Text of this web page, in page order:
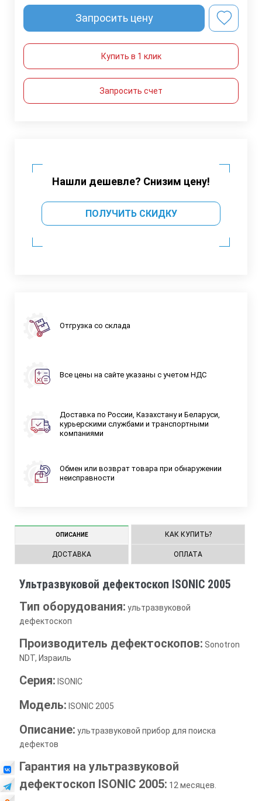
Запросить цену
Купить в 1 клик
Запросить счет
Нашли дешевле? Снизим цену!
ПОЛУЧИТЬ СКИДКУ
Отгрузка со склада
Все цены на сайте указаны с учетом НДС
Доставка по России, Казахстану и Беларуси,
курьерскими службами и транспортными
компаниями
Обмен или возврат товара при обнаружении
неисправности
ОПИСАНИЕ КАК КУПИТЬ?
ДОСТАВКА ОПЛАТА
Ультразвуковой дефектоскоп ISONIC 2005
Тип оборудования: ультразвуковой
дефектоскоп
Производитель дефектоскопов: Sonotron
NDT, Израиль
Серия: ISONIC
Модель: ISONIC 2005
Описание: ультразвуковой прибор для поиска
дефектов
Гарантия на ультразвуковой
дефектоскоп ISONIC 2005: 12 месяцев.